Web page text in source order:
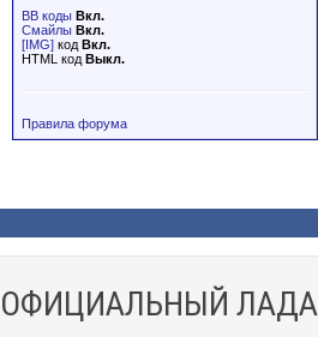
BB коды Вкл.
Смайлы Вкл.
[IMG] код Вкл.
HTML код Выкл.
Правила форума
ОФИЦИАЛЬНЫЙ ЛАДА